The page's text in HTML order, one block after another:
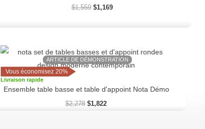
$1,559 $1,169
Vous économisez 20%
ARTICLE DE DÉMONSTRATION
Livraison rapide
Ensemble table basse et table d'appoint Nota Démo
$2,278
prix
initial
$1,822
Le
prix
actuel